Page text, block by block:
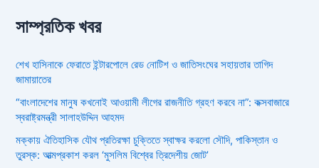
সাম্প্রতিক খবর
শেখ হাসিনাকে ফেরাতে ইন্টারপোলে রেড নোটিশ ও জাতিসংঘের সহায়তার তাগিদ
জামায়াতের
“বাংলাদেশের মানুষ কখনোই আওয়ামী লীগের রাজনীতি গ্রহণ করবে না”: কক্সবাজারে
স্বরাষ্ট্রমন্ত্রী সালাহউদ্দিন আহমদ
মক্কায় ঐতিহাসিক যৌথ প্রতিরক্ষা চুক্তিতে স্বাক্ষর করলো সৌদি, পাকিস্তান ও
তুরস্ক: আত্মপ্রকাশ করল ‘মুসলিম বিশ্বের ত্রিদেশীয় জোট’